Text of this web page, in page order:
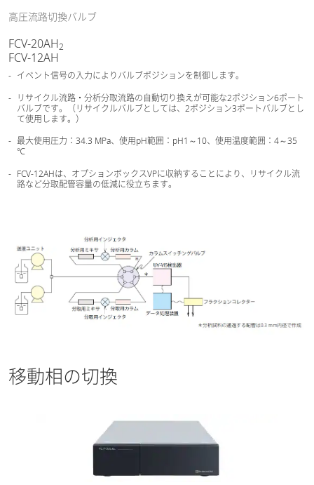
高圧流路切換バルブ
FCV-20AH2
FCV-12AH
イベント信号の入力によりバルブポジションを制御します。
リサイクル流路・分析分取流路の自動切り換えが可能な2ポジション6ポート
バルブです。（リサイクルバルブとしては、2ポジション3ポートバルブとし
て使用します。）
最大使用圧力：34.3 MPa、使用pH範囲：pH1～10、使用温度範囲：4～35
℃
FCV-12AHは、オプションボックスVPに収納することにより、リサイクル流
路など分取配管容量の低減に役立ちます。
移動相の切換